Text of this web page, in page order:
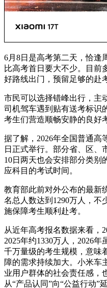
6月8日是高考第二天，恰逢
比高考首日要大不少。目前
好路线出门，预留足够的赴
市民可以选择错峰出行，主
司机驾车遇到贴有送考标识
考生们营造顺畅安静的良好
据了解，2026年全国普通高
日正式举行。部分省、区、
10日两天也会安排部分类别
应科目的考试时间。
教育部此前对外公布的最新
名总人数达到1290万人，不
施保障考生顺利赴考。
从近年高考报名数据来看，
2025年约1330万人，2026年
千万量级的考生规模，意味
障的需求持续加大。小米车
业用户群体的社会责任感，
从“产品认同”向“公益行动”